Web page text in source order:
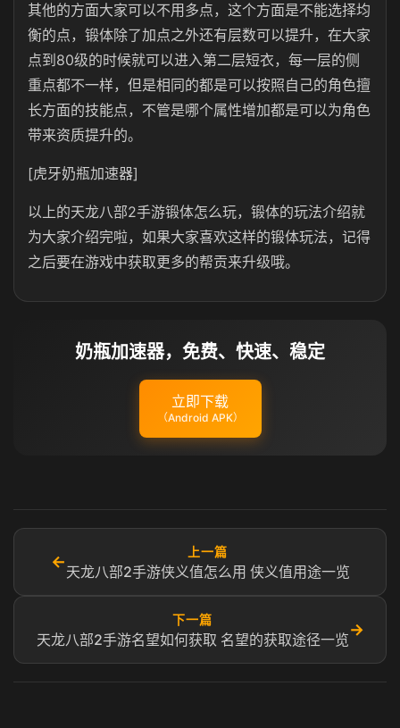
其他的方面大家可以不用多点，这个方面是不能选择均
衡的点，锻体除了加点之外还有层数可以提升，在大家
点到80级的时候就可以进入第二层短衣，每一层的侧
重点都不一样，但是相同的都是可以按照自己的角色擅
长方面的技能点，不管是哪个属性增加都是可以为角色
带来资质提升的。
[虎牙奶瓶加速器]
以上的天龙八部2手游锻体怎么玩，锻体的玩法介绍就
为大家介绍完啦，如果大家喜欢这样的锻体玩法，记得
之后要在游戏中获取更多的帮贡来升级哦。
奶瓶加速器，免费、快速、稳定
立即下载
（Android APK）
←
上一篇
天龙八部2手游侠义值怎么用 侠义值用途一览
下一篇
天龙八部2手游名望如何获取 名望的获取途径一览
→